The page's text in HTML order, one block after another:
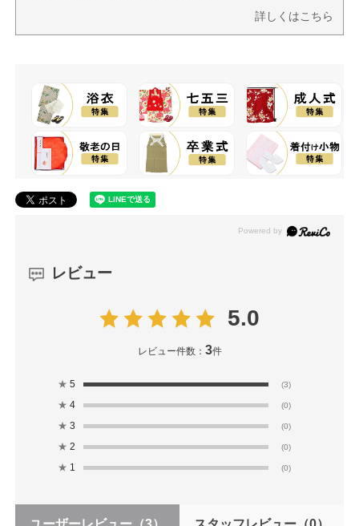
詳しくはこちら
レビュー
5.0
レビュー件数： 3件
★ 5 (3)
★ 4 (0)
★ 3 (0)
★ 2 (0)
★ 1 (0)